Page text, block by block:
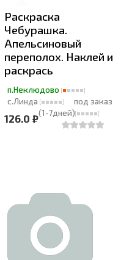
Раскраска
Чебурашка.
Апельсиновый
переполох. Наклей и
раскрась
п.Неклюдово
с.Линда
под заказ
(1-7дней)
126.0 ₽